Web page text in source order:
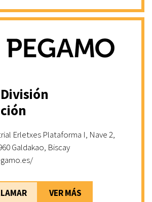
División
Erletxes Plataforma I, Nave 2,
Galdakao, Biscay
VER MÁS